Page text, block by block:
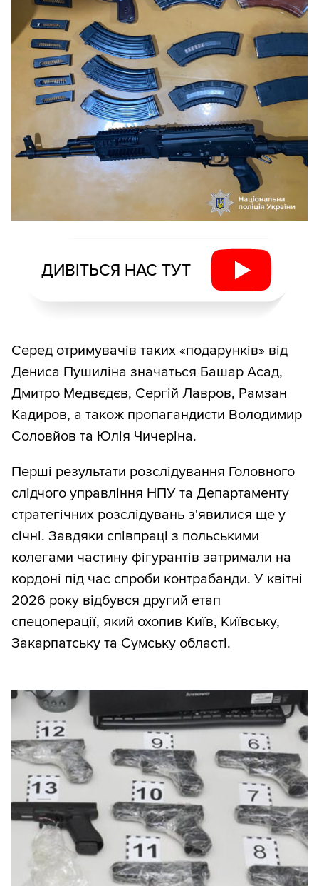
ДИВІТЬСЯ НАС ТУТ
Серед отримувачів таких «подарунків» від
Дениса Пушиліна значаться Башар Асад,
Дмитро Медвєдєв, Сергій Лавров, Рамзан
Кадиров, а також пропагандисти Володимир
Соловйов та Юлія Чичеріна.
Перші результати розслідування Головного
слідчого управління НПУ та Департаменту
стратегічних розслідувань з'явилися ще у
січні. Завдяки співпраці з польськими
колегами частину фігурантів затримали на
кордоні під час спроби контрабанди. У квітні
2026 року відбувся другий етап
спецоперації, який охопив Київ, Київську,
Закарпатську та Сумську області.